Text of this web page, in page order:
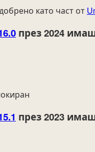
като част от
през 2024
през 2023